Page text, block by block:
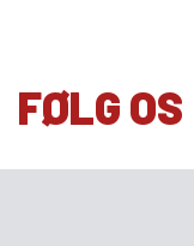
FØLG OS